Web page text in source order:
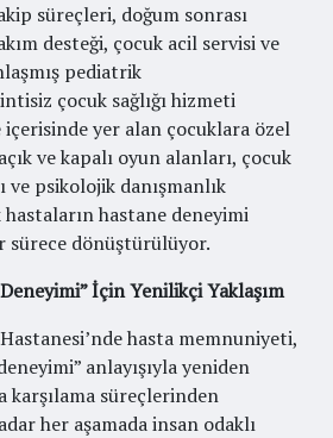
süreçleri, doğum sonrası
desteği, çocuk acil servisi ve
pediatrik
çocuk sağlığı hizmeti
yer alan çocuklara özel
ve kapalı oyun alanları, çocuk
ve psikolojik danışmanlık
hastane deneyimi
sürece dönüştürülüyor.
İçin Yenilikçi Yaklaşım
hasta memnuniyeti,
anlayışıyla yeniden
karşılama süreçlerinden
her aşamada insan odaklı